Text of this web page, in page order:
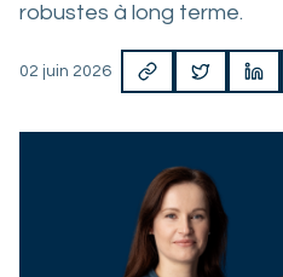
robustes à long terme.
02 juin 2026